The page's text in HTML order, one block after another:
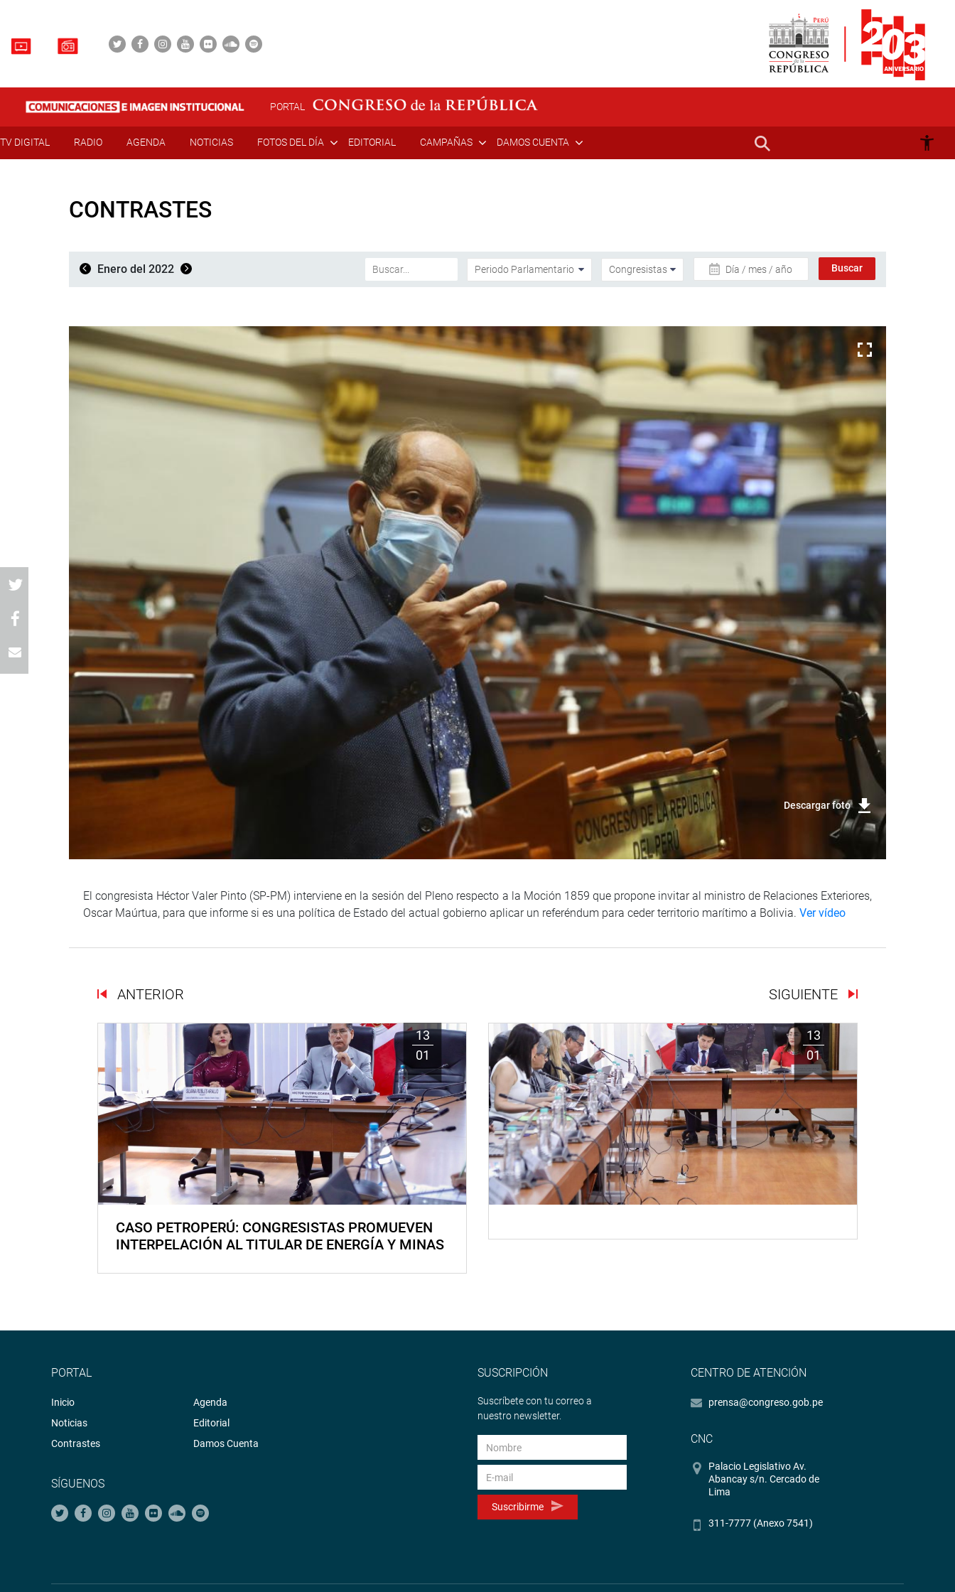
PORTAL
TV DIGITAL RADIO AGENDA NOTICIAS FOTOS DEL DÍA EDITORIAL CAMPAÑAS DAMOS CUENTA
CONTRASTES
Enero del 2022 Día / mes / año
Descargar foto
El congresista Héctor Valer Pinto (SP-PM) interviene en la sesión del Pleno respecto a la Moción 1859 que propone invitar al ministro de Relaciones Exteriores,
Oscar Maúrtua, para que informe si es una política de Estado del actual gobierno aplicar un referéndum para ceder territorio marítimo a Bolivia. Ver vídeo
ANTERIOR SIGUIENTE
13
01
CASO PETROPERÚ: CONGRESISTAS PROMUEVEN
INTERPELACIÓN AL TITULAR DE ENERGÍA Y MINAS
13
01
PORTAL
Inicio
Noticias
Contrastes
Agenda
Editorial
Damos Cuenta
SÍGUENOS
SUSCRIPCIÓN
Suscríbete con tu correo a
nuestro newsletter.
Suscribirme
CENTRO DE ATENCIÓN
prensa@congreso.gob.pe
CNC
Palacio Legislativo Av.
Abancay s/n. Cercado de
Lima
311-7777 (Anexo 7541)